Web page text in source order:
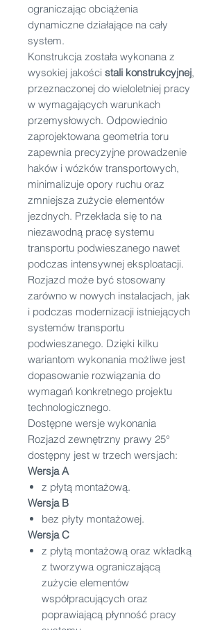
ograniczając obciążenia
dynamiczne działające na cały
system.
Konstrukcja została wykonana z
wysokiej jakości stali konstrukcyjnej,
przeznaczonej do wieloletniej pracy
w wymagających warunkach
przemysłowych. Odpowiednio
zaprojektowana geometria toru
zapewnia precyzyjne prowadzenie
haków i wózków transportowych,
minimalizuje opory ruchu oraz
zmniejsza zużycie elementów
jezdnych. Przekłada się to na
niezawodną pracę systemu
transportu podwieszanego nawet
podczas intensywnej eksploatacji.
Rozjazd może być stosowany
zarówno w nowych instalacjach, jak
i podczas modernizacji istniejących
systemów transportu
podwieszanego. Dzięki kilku
wariantom wykonania możliwe jest
dopasowanie rozwiązania do
wymagań konkretnego projektu
technologicznego.
Dostępne wersje wykonania
Rozjazd zewnętrzny prawy 25°
dostępny jest w trzech wersjach:
Wersja A
z płytą montażową.
Wersja B
bez płyty montażowej.
Wersja C
z płytą montażową oraz wkładką
z tworzywa ograniczającą
zużycie elementów
współpracujących oraz
poprawiającą płynność pracy